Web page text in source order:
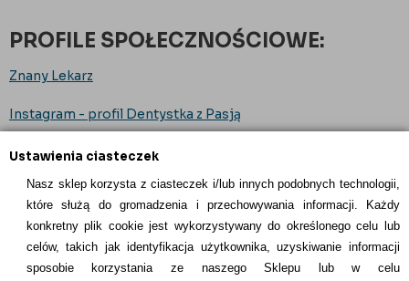
Ustawienia ciasteczek
Nasz sklep korzysta z ciasteczek i/lub innych podobnych technologii,
które służą do gromadzenia i przechowywania informacji. Każdy
konkretny plik cookie jest wykorzystywany do określonego celu lub
celów, takich jak identyfikacja użytkownika, uzyskiwanie informacji
sposobie korzystania ze naszego Sklepu lub w celu
PROFILE SPOŁECZNOŚCIOWE:
Znany Lekarz
Instagram - profil Dentystka z Pasją
Sortuj po:
INFORMACJE KONTAKTOWE